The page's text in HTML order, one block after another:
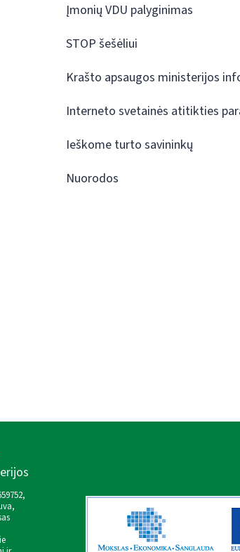
Įmonių VDU palyginimas
STOP šešėliui
Krašto apsaugos ministerijos
Interneto svetainės atitikties
Ieškome turto savininkų
Nuorodos